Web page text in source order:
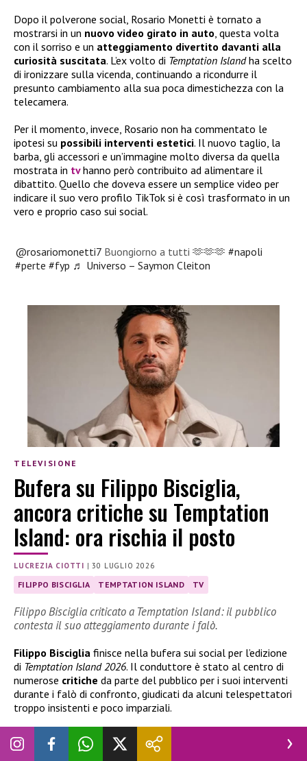
Dopo il polverone social, Rosario Monetti è tornato a
mostrarsi in un nuovo video girato in auto, questa volta
con il sorriso e un atteggiamento divertito davanti alla
curiosità suscitata. L’ex volto di Temptation Islandha scelto
di ironizzare sulla vicenda, continuando a ricondurre il
presunto cambiamento alla sua poca dimestichezza con la
telecamera.
Per il momento, invece, Rosario non ha commentato le
ipotesi su possibili interventi estetici. Il nuovo taglio, la
barba, gli accessori e un’immagine molto diversa da quella
mostrata in tvhanno però contribuito ad alimentare il
dibattito. Quello che doveva essere un semplice video per
indicare il suo vero profilo TikTok si è così trasformato in un
vero e proprio caso sui social.
@rosariomonetti7 Buongiorno a tutti 🫶🫶🫶#napoli
#perte #fyp ♬ Universo – Saymon Cleiton
TELEVISIONE
Bufera su Filippo Bisciglia,
ancora critiche su Temptation
Island: ora rischia il posto
LUCREZIA CIOTTI |30 LUGLIO 2026
FILIPPO BISCIGLIA TEMPTATION ISLAND TV
Filippo Bisciglia criticato a Temptation Island: il pubblico
contesta il suo atteggiamento durante i falò.
Filippo Bisciglia finisce nella bufera sui social per l’edizione
di Temptation Island 2026. Il conduttore è stato al centro di
numerose critiche da parte del pubblico per i suoi interventi
durante i falò di confronto, giudicati da alcuni telespettatori
troppo insistenti e poco imparziali.
Temptation Island 2026, bufera su Filippo